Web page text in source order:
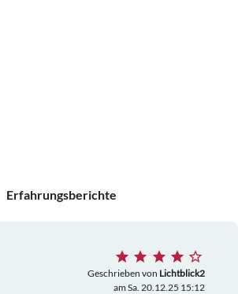
Erfahrungsberichte
Geschrieben von Lichtblick2
am Sa. 20.12.25 15:12